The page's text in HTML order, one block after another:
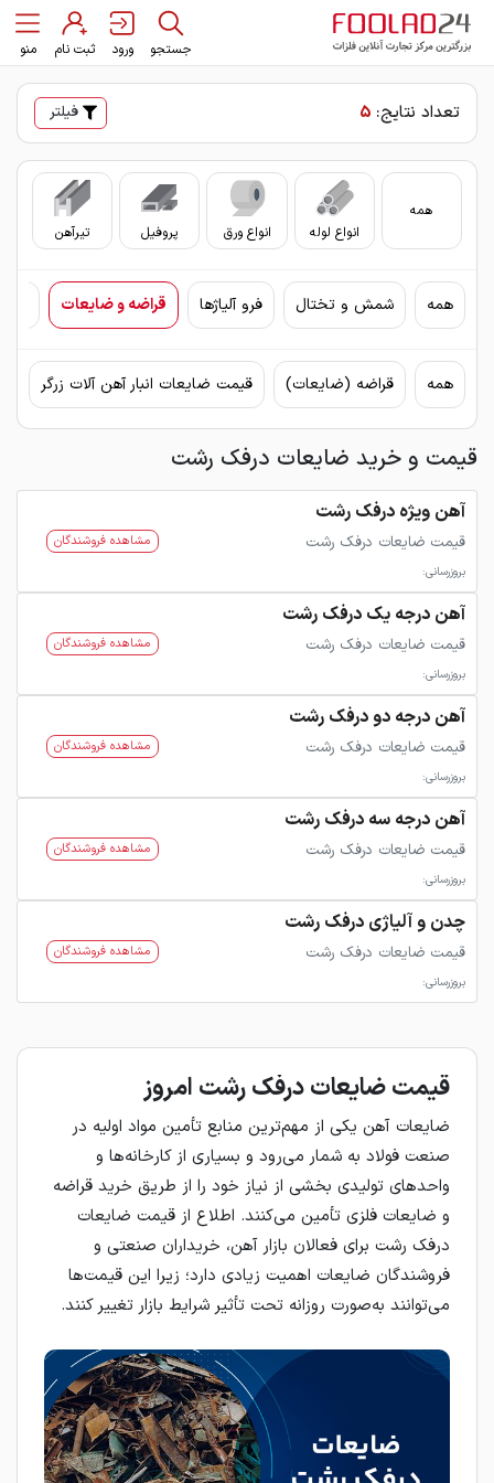
جستجو ورود ثبت نام منو
تعداد نتایج: 5 فیلتر
همه
انواع لوله
انواع ورق پروفیل تیرآهن
همه شمش و تختال فرو آلیاژها قراضه و ضایعات
همه قراضه (ضایعات) قیمت ضایعات انبار آهن آلات زرگر
قیمت و خرید ضایعات درفک رشت
آهن ویژه درفک رشت
قیمت ضایعات درفک رشت
بروزرسانی:
مشاهده فروشندگان
آهن درجه یک درفک رشت
قیمت ضایعات درفک رشت
بروزرسانی:
مشاهده فروشندگان
آهن درجه دو درفک رشت
قیمت ضایعات درفک رشت
بروزرسانی:
مشاهده فروشندگان
آهن درجه سه درفک رشت
قیمت ضایعات درفک رشت
بروزرسانی:
مشاهده فروشندگان
چدن و آلیاژی درفک رشت
قیمت ضایعات درفک رشت
بروزرسانی:
مشاهده فروشندگان
قیمت ضایعات درفک رشت امروز
ضایعات آهن یکی از مهم‌ترین منابع تأمین مواد اولیه در
صنعت فولاد به شمار می‌رود و بسیاری از کارخانه‌ها و
واحدهای تولیدی بخشی از نیاز خود را از طریق خرید قراضه
و ضایعات فلزی تأمین می‌کنند. اطلاع از قیمت ضایعات
درفک رشت برای فعالان بازار آهن، خریداران صنعتی و
فروشندگان ضایعات اهمیت زیادی دارد؛ زیرا این قیمت‌ها
می‌توانند به‌صورت روزانه تحت تأثیر شرایط بازار تغییر کنند.